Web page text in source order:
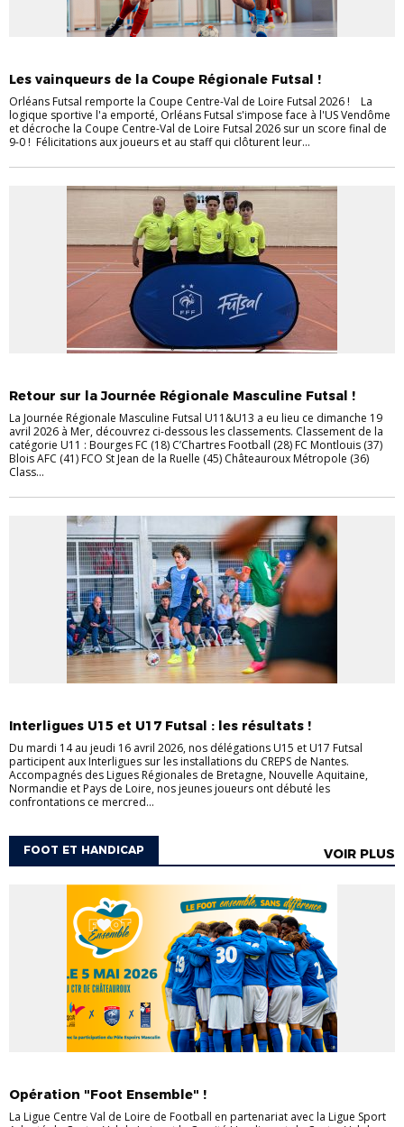
Les vainqueurs de la Coupe Régionale Futsal !
Orléans Futsal remporte la Coupe Centre-Val de Loire Futsal 2026 ! La
logique sportive l'a emporté, Orléans Futsal s'impose face à l'US Vendôme
et décroche la Coupe Centre-Val de Loire Futsal 2026 sur un score final de
9-0 ! Félicitations aux joueurs et au staff qui clôturent leur...
Retour sur la Journée Régionale Masculine Futsal !
La Journée Régionale Masculine Futsal U11&U13 a eu lieu ce dimanche 19
avril 2026 à Mer, découvrez ci-dessous les classements. Classement de la
catégorie U11 : Bourges FC (18) C’Chartres Football (28) FC Montlouis (37)
Blois AFC (41) FCO St Jean de la Ruelle (45) Châteauroux Métropole (36)
Class...
Interligues U15 et U17 Futsal : les résultats !
Du mardi 14 au jeudi 16 avril 2026, nos délégations U15 et U17 Futsal
participent aux Interligues sur les installations du CREPS de Nantes.
Accompagnés des Ligues Régionales de Bretagne, Nouvelle Aquitaine,
Normandie et Pays de Loire, nos jeunes joueurs ont débuté les
confrontations ce mercred...
FOOT ET HANDICAP VOIR PLUS
Opération "Foot Ensemble" !
La Ligue Centre Val de Loire de Football en partenariat avec la Ligue Sport